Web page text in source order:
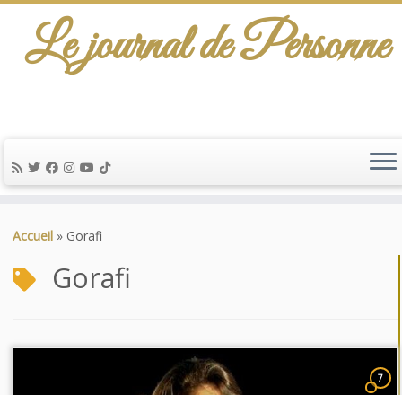
au
Le journal de Personne
Accueil » Gorafi
Gorafi
7